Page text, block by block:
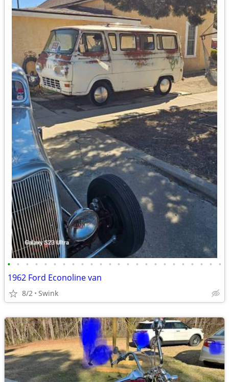
• • • • • • • • • • • • • • • • • • • • • • • •
1962 Ford Econoline van
8/2 Swink